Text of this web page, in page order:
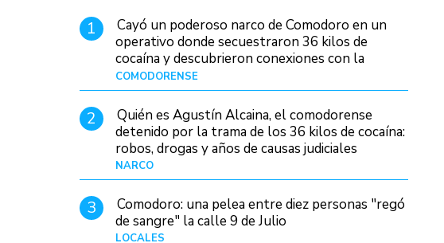
1
Cayó un poderoso narco de Comodoro en un
operativo donde secuestraron 36 kilos de
cocaína y descubrieron conexiones con la
Patagonia
COMODORENSE
2
Quién es Agustín Alcaina, el comodorense
detenido por la trama de los 36 kilos de cocaína:
robos, drogas y años de causas judiciales
NARCO
3
Comodoro: una pelea entre diez personas "regó
de sangre" la calle 9 de Julio
LOCALES